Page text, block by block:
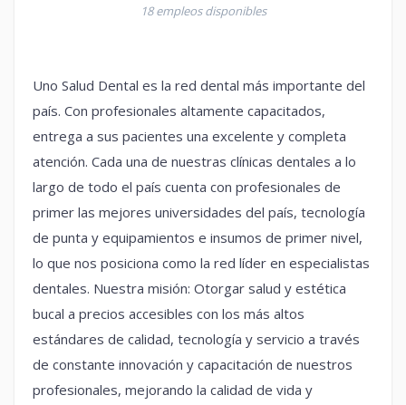
18 empleos disponibles
Uno Salud Dental es la red dental más importante del
país. Con profesionales altamente capacitados,
entrega a sus pacientes una excelente y completa
atención. Cada una de nuestras clínicas dentales a lo
largo de todo el país cuenta con profesionales de
primer las mejores universidades del país, tecnología
de punta y equipamientos e insumos de primer nivel,
lo que nos posiciona como la red líder en especialistas
dentales. Nuestra misión: Otorgar salud y estética
bucal a precios accesibles con los más altos
estándares de calidad, tecnología y servicio a través
de constante innovación y capacitación de nuestros
profesionales, mejorando la calidad de vida y